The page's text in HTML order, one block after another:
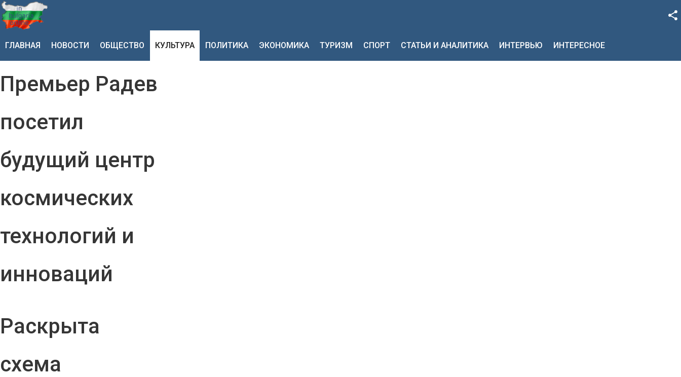
Google+
ГЛАВНАЯ НОВОСТИ ОБЩЕСТВО КУЛЬТУРА ПОЛИТИКА ЭКОНОМИКА ТУРИЗМ СПОРТ СТАТЬИ И АНАЛИТИКА ИНТЕРВЬЮ ИНТЕРЕСНОЕ
Премьер Радев
посетил
будущий центр
космических
технологий и
инноваций
Раскрыта
схема